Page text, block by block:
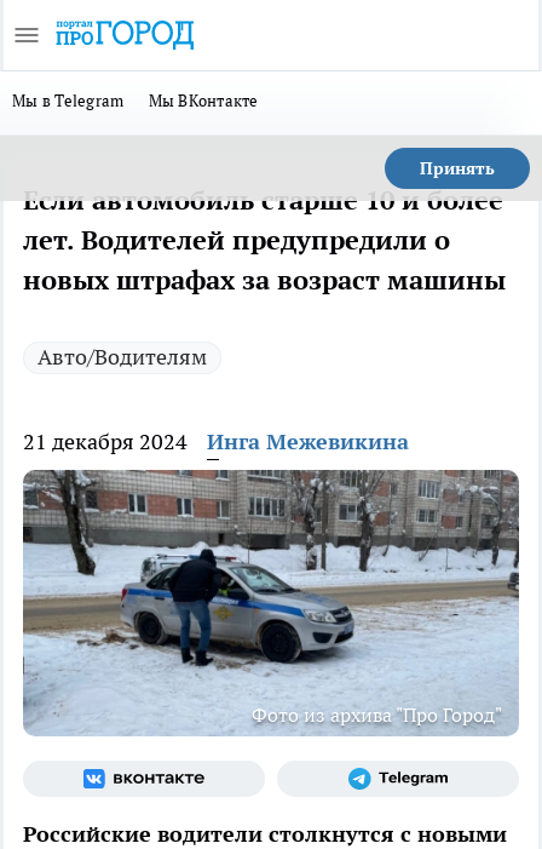
Мы в Telegram Мы ВКонтакте
Принять
Если автомобиль старше 10 и более
лет. Водителей предупредили о
новых штрафах за возраст машины
Авто/Водителям
21 декабря 2024 Инга Межевикина
Фото из архива "Про Город"
Российские водители столкнутся с новыми